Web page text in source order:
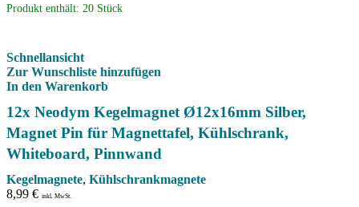
Produkt enthält: 20 Stück
Schnellansicht
Zur Wunschliste hinzufügen
In den Warenkorb
12x Neodym Kegelmagnet Ø12x16mm Silber,
Magnet Pin für Magnettafel, Kühlschrank,
Whiteboard, Pinnwand
Kegelmagnete, Kühlschrankmagnete
8,99 € inkl. MwSt.